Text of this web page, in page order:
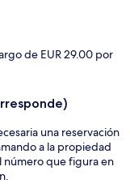
de EUR 29.00 por
una reservación
a la propiedad
número que figura en